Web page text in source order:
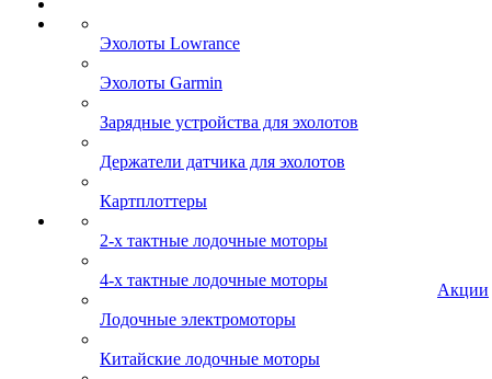
Эхолоты Lowrance
Эхолоты Garmin
Зарядные устройства для эхолотов
Держатели датчика для эхолотов
Картплоттеры
2-х тактные лодочные моторы
4-х тактные лодочные моторы
Лодочные электромоторы
Китайские лодочные моторы
Акции